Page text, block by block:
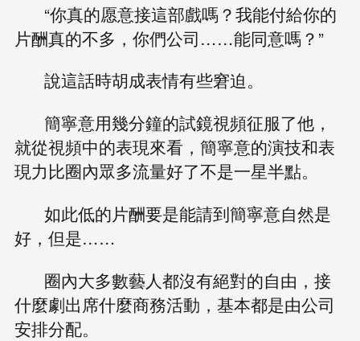
“你真的愿意接這部戲嗎？我能付給你的
片酬真的不多，你們公司……能同意嗎？”
說這話時胡成表情有些窘迫。
簡寧意用幾分鐘的試鏡視頻征服了他，
就從視頻中的表現來看，簡寧意的演技和表
現力比圈內眾多流量好了不是一星半點。
如此低的片酬要是能請到簡寧意自然是
好，但是……
圈內大多數藝人都沒有絕對的自由，接
什麼劇出席什麼商務活動，基本都是由公司
安排分配。